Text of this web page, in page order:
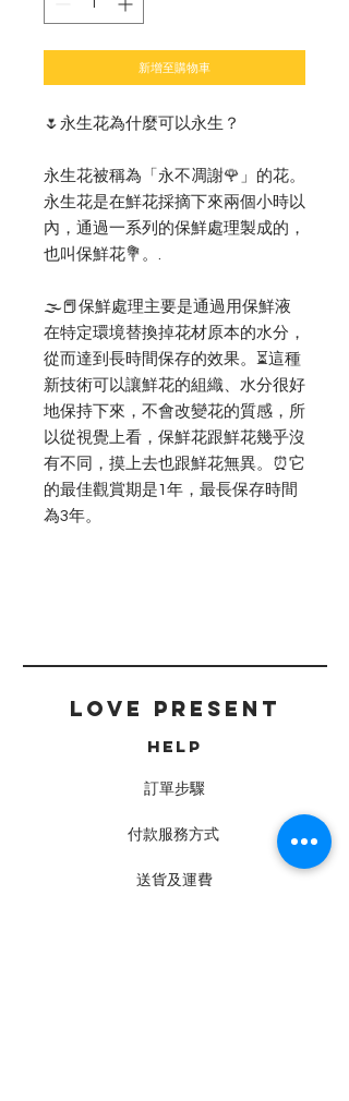
新增至購物車
🌷永生花為什麼可以永生？
永生花被稱為「永不凋謝🌹」的花。
永生花是在鮮花採摘下來兩個小時以
內，通過一系列的保鮮處理製成的，
也叫保鮮花💐。.
🌫📕保鮮處理主要是通過用保鮮液
在特定環境替換掉花材原本的水分，
從而達到長時間保存的效果。⏳這種
新技術可以讓鮮花的組織、水分很好
地保持下來，不會改變花的質感，所
以從視覺上看，保鮮花跟鮮花幾乎沒
有不同，摸上去也跟鮮花無異。⏰它
的最佳觀賞期是1年，最長保存時間
為3年。
LOVE PRESENT
HELP
訂單步驟
付款服務方式
送貨及運費